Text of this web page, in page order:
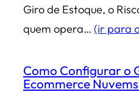
Giro de Estoque, o
quem opera… (ir para
Como Configurar o
Ecommerce